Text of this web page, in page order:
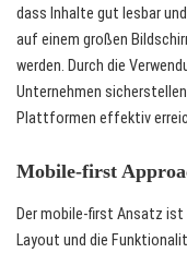
dass Inhalte gut lesbar
auf einem großen
werden. Durch die
Unternehmen
Plattformen effektiv
Mobile-first
Der mobile-first Ansatz ist
Layout und die